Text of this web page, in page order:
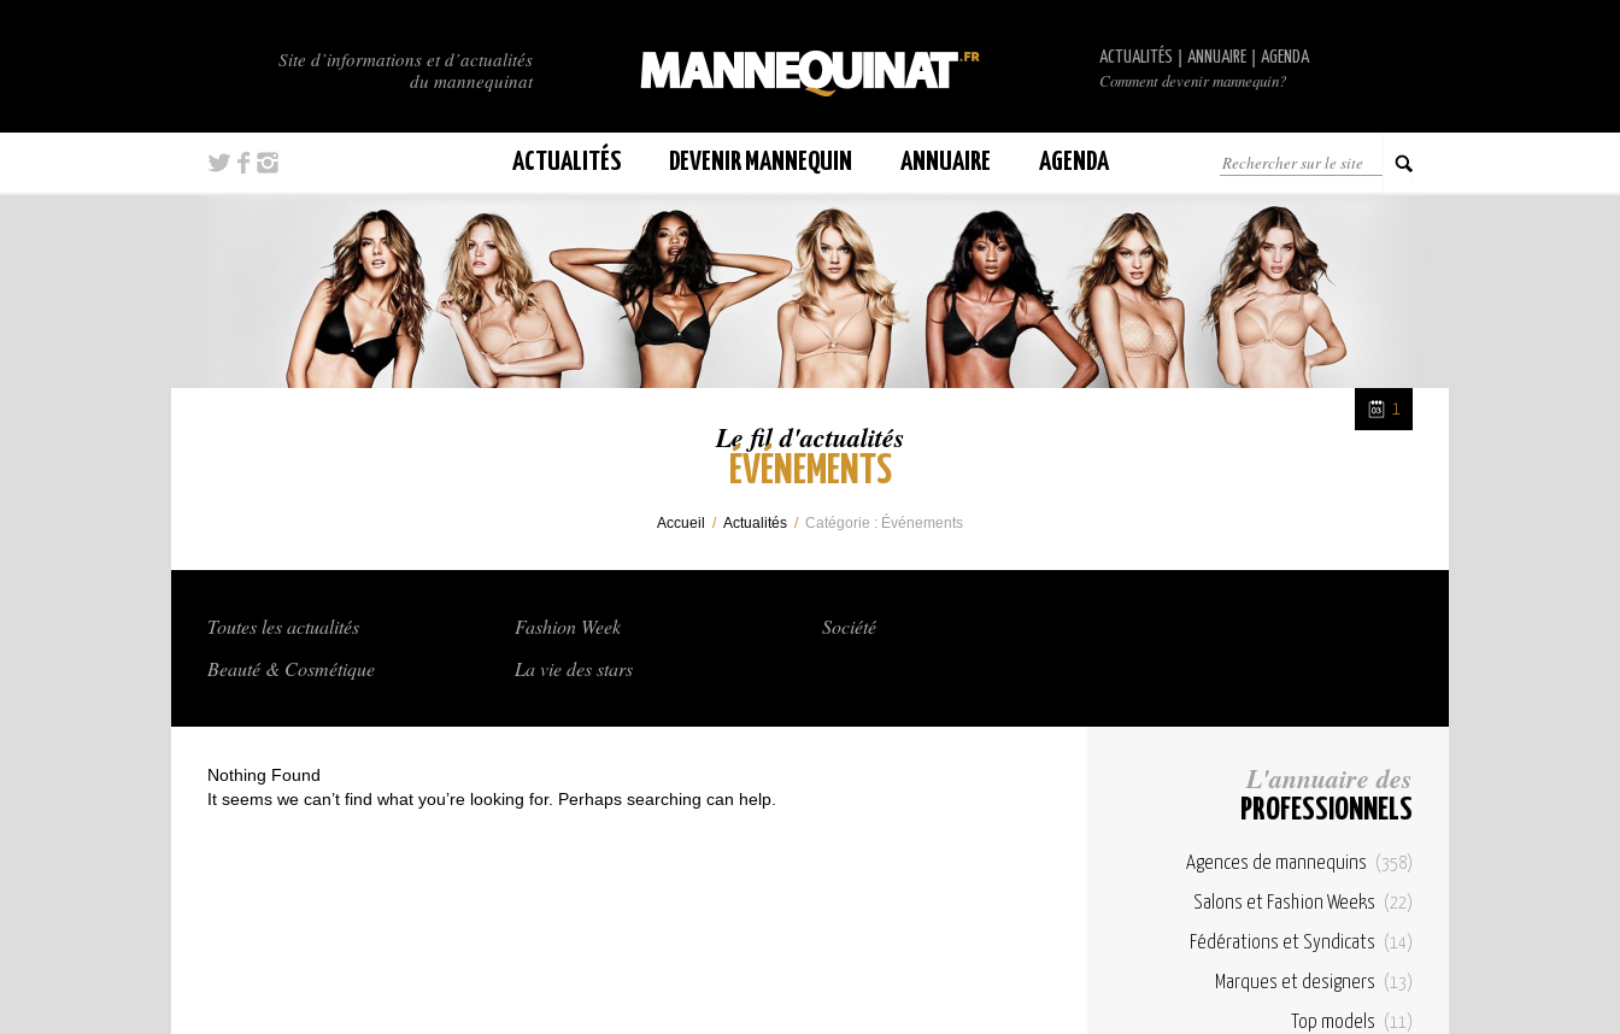
Site d’informations et d’actualités
du mannequinat
ACTUALITÉS ANNUAIRE AGENDA
Comment devenir mannequin?
ACTUALITÉS DEVENIR MANNEQUIN ANNUAIRE AGENDA
Le fil d'actualités
ÉVÉNEMENTS
1
Accueil / Actualités / Catégorie : Événements
Toutes les actualités
Beauté & Cosmétique
Fashion Week
La vie des stars
Société
Nothing Found
It seems we can’t find what you’re looking for. Perhaps searching can help.
L'annuaire des
PROFESSIONNELS
Agences de mannequins (358)
Salons et Fashion Weeks (22)
Fédérations et Syndicats (14)
Marques et designers (13)
Top models (11)